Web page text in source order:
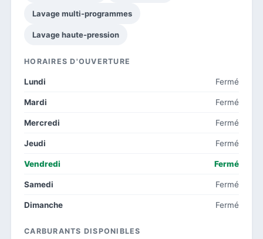
Lavage multi-programmes
Lavage haute-pression
HORAIRES D'OUVERTURE
Lundi Fermé
Mardi Fermé
Mercredi Fermé
Jeudi Fermé
Vendredi Fermé
Samedi Fermé
Dimanche Fermé
CARBURANTS DISPONIBLES